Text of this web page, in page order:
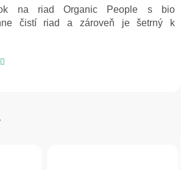
na riad Organic People s bio
čistí riad a zároveň je šetrný k